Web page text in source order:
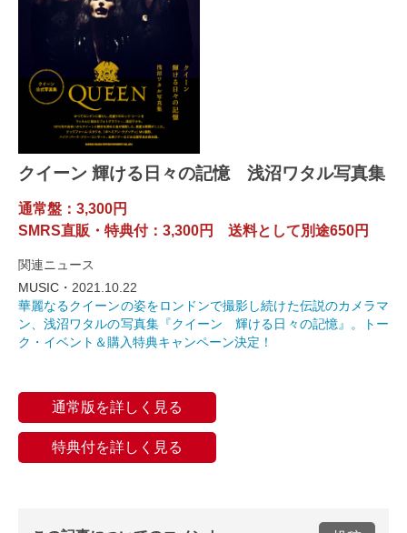
クイーン 輝ける日々の記憶 浅沼ワタル写真集
通常盤：3,300円
SMRS直販・特典付：3,300円 送料として別途650円
関連ニュース
MUSIC・ 2021.10.22
華麗なるクイーンの姿をロンドンで撮影し続けた伝説のカメラマ
ン、浅沼ワタルの写真集『クイーン 輝ける日々の記憶』。トー
ク・イベント＆購入特典キャンペーン決定！
通常版を詳しく見る
特典付を詳しく見る